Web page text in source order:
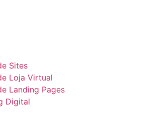
Sites
Loja Virtual
Landing Pages
Digital